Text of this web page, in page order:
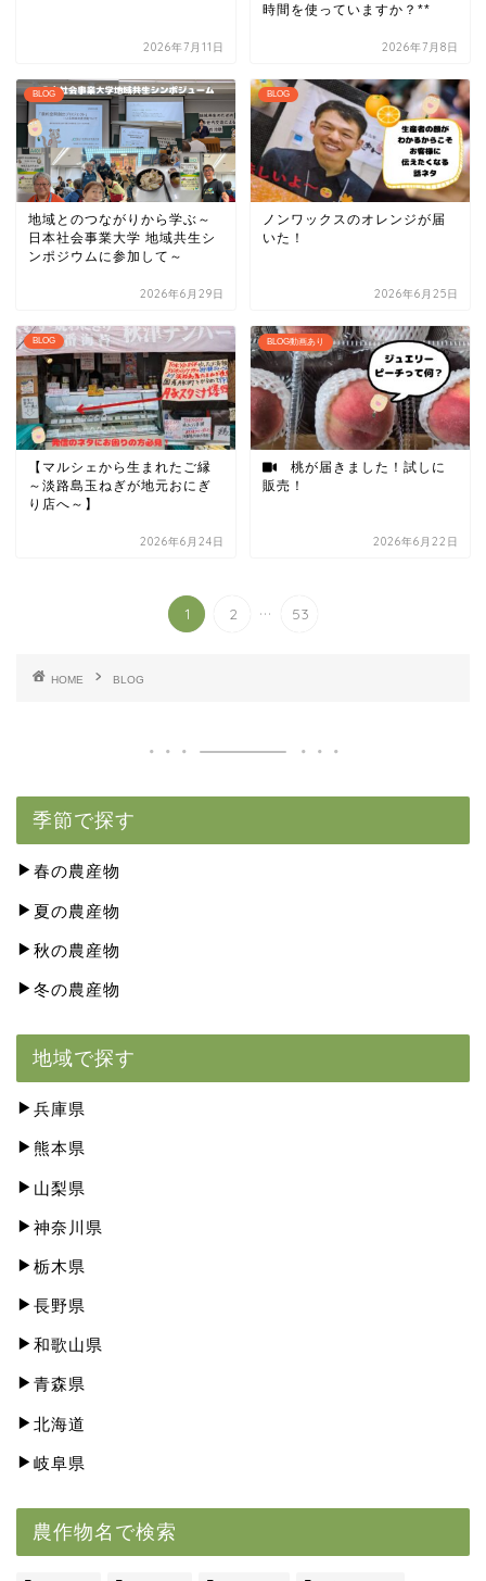
2026年7月11日
時間を使っていますか？**
2026年7月8日
BLOG
地域とのつながりから学ぶ～
日本社会事業大学 地域共生シ
ンポジウムに参加して～
2026年6月29日
BLOG
ノンワックスのオレンジが届
いた！
2026年6月25日
BLOG
【マルシェから生まれたご縁
～淡路島玉ねぎが地元おにぎ
り店へ～】
2026年6月24日
BLOG動画あり
桃が届きました！試しに
販売！
2026年6月22日
1 2 ... 53
HOME BLOG
季節で探す
春の農産物
夏の農産物
秋の農産物
冬の農産物
地域で探す
兵庫県
熊本県
山梨県
神奈川県
栃木県
長野県
和歌山県
青森県
北海道
岐阜県
農作物名で検索